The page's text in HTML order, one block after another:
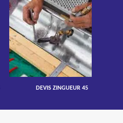
DEVIS ZINGUEUR 45